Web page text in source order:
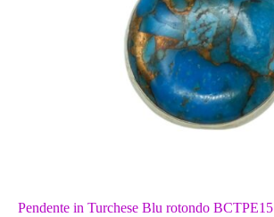
Pendente in Turchese Blu rotondo BCTPE15